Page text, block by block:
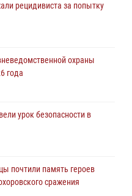
в результате атаки
прошла в
рецидивиста за попытку
охраны
года
урок безопасности в
почтили память героев
сражения